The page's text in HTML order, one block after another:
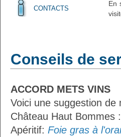
CONTACTS
En
Conseils de
ACCORD METS VINS
Voici une suggestion
Château Haut Bommes :
Apéritif: Foie gras à